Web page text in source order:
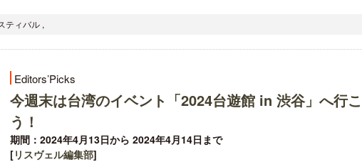
ティバル ,
Editors’Picks
今週末は台湾のイベント「2024台遊館 in 渋谷」へ行こ
う！
期間：2024年4月13日から 2024年4月14日まで
[リスヴェル編集部]